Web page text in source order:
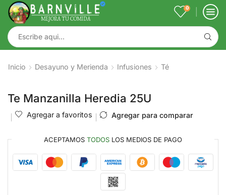
0
Inicio Desayuno y Merienda Infusiones Té
Te Manzanilla Heredia 25U
Agregar a favoritos Agregar para comparar
ACEPTAMOS TODOS LOS MEDIOS DE PAGO